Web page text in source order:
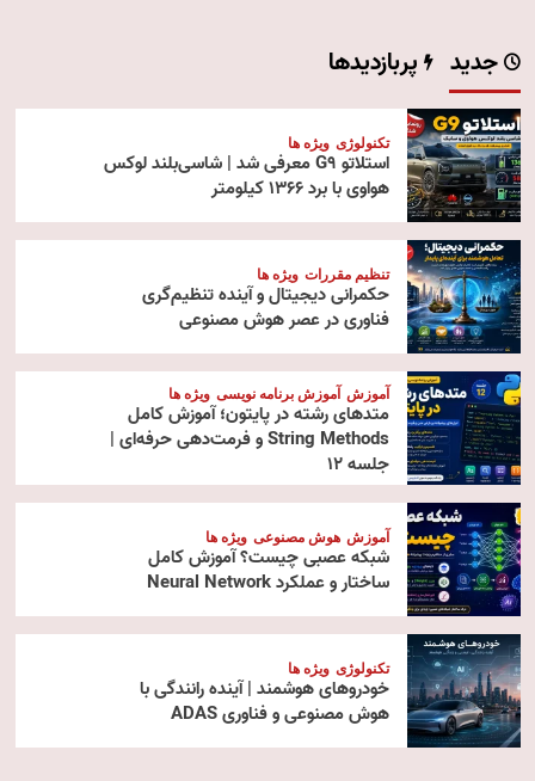
جدید پربازدیدها
تکنولوژی ویژه ها
استلاتو G9 معرفی شد | شاسی‌بلند لوکس
هواوی با برد ۱۳۶۶ کیلومتر
تنظیم مقررات ویژه ها
حکمرانی دیجیتال و آینده تنظیم‌گری
فناوری در عصر هوش مصنوعی
آموزش آموزش برنامه نویسی ویژه ها
متدهای رشته در پایتون؛ آموزش کامل
String Methods و فرمت‌دهی حرفه‌ای |
جلسه ۱۲
آموزش هوش مصنوعی ویژه ها
شبکه عصبی چیست؟ آموزش کامل
ساختار و عملکرد Neural Network
تکنولوژی ویژه ها
خودروهای هوشمند | آینده رانندگی با
هوش مصنوعی و فناوری ADAS